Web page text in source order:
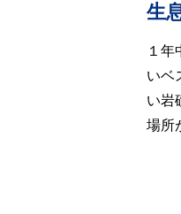
生
１年
いベ
い岩
場所